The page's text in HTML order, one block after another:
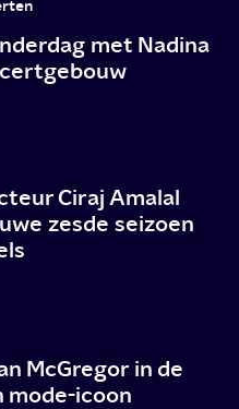
met Nadina
Ciraj Amalal
zesde seizoen
McGregor in de
mode-icoon